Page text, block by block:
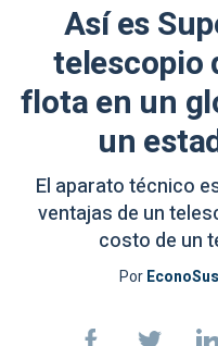
Así es
telescopio
flota en un
un
El aparato técnico
ventajas de un
costo de un
PorEconoSus